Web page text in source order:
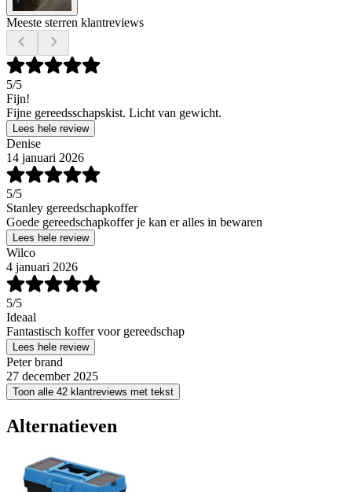
Meeste sterren klantreviews
5/5
Fijn!
Fijne gereedsschapskist. Licht van gewicht.
Lees hele review
Denise
14 januari 2026
5/5
Stanley gereedschapkoffer
Goede gereedschapkoffer je kan er alles in bewaren
Lees hele review
Wilco
4 januari 2026
5/5
Ideaal
Fantastisch koffer voor gereedschap
Lees hele review
Peter brand
27 december 2025
Toon alle 42 klantreviews met tekst
Alternatieven